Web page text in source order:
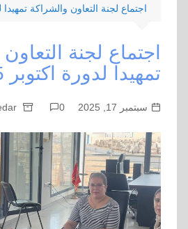
اجتماع لجنة التعاون والشراكة تمهيدا
اجتماع لجنة
تمهيدا لدورة اكتوبر 2025
سبتمبر 17, 2025 0